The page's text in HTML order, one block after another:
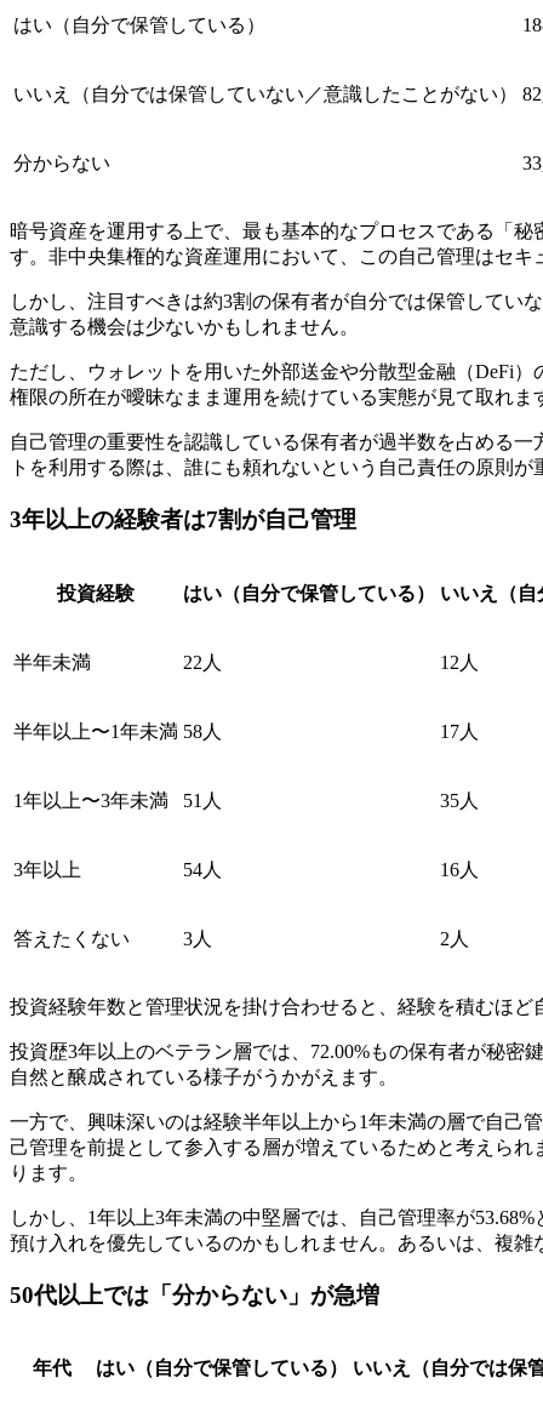
はい（自分で保管している）
いいえ（自分では保管していない／意識したことがない）
分からない
暗号資産を運用する上で、最も基本的なプロセスである「
す。非中央集権的な資産運用において、この自己管理はセ
しかし、注目すべきは約3割の保有者が自分では保管してい
意識する機会は少ないかもしれません。
ただし、ウォレットを用いた外部送金や分散型金融（DeFi
権限の所在が曖昧なまま運用を続けている実態が見て取れま
自己管理の重要性を認識している保有者が過半数を占める
トを利用する際は、誰にも頼れないという自己責任の原則が
3年以上の経験者は7割が自己管理
投資経験 はい（自分で保管している） いいえ（
半年未満 22人 12人
半年以上〜1年未満 58人 17人
1年以上〜3年未満 51人 35人
3年以上 54人 16人
答えたくない 3人 2人
投資経験年数と管理状況を掛け合わせると、経験を積むほ
投資歴3年以上のベテラン層では、72.00%もの保有者が秘
自然と醸成されている様子がうかがえます。
一方で、興味深いのは経験半年以上から1年未満の層で自己
己管理を前提として参入する層が増えているためと考えら
ります。
しかし、1年以上3年未満の中堅層では、自己管理率が
預け入れを優先しているのかもしれません。あるいは、複
50代以上では「分からない」が急増
年代 はい（自分で保管している） いいえ（自分では保